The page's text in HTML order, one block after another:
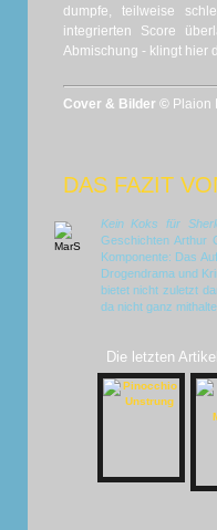
dumpfe, teilweise
integrierten Score
Abmischung - klingt hier
Cover & Bilder © Plaion
DAS FAZIT
Kein Koks für
Geschichten Arthur
Komponente: Das
Drogendrama und
bietet nicht zuletzt
da nicht ganz
Die letzten